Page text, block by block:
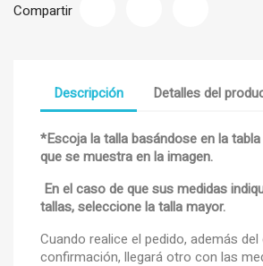
Compartir
Descripción Detalles del
*Escoja la talla basándose en la
que se muestra en la imagen.
En el caso de que sus medidas
tallas, seleccione la talla mayor.
Cuando realice el pedido, además
confirmación, llegará otro con las